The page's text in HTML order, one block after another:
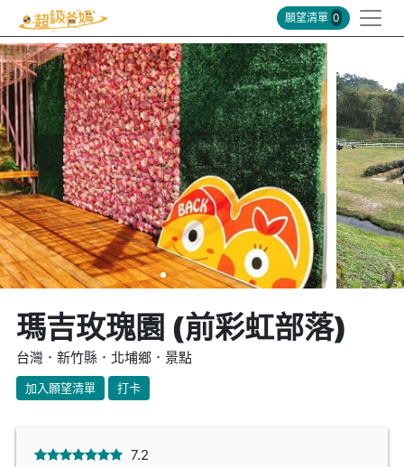
願望清單 0
瑪吉玫瑰園 (前彩虹部落)
台灣．新竹縣．北埔鄉．景點
加入願望清單 打卡
7.2